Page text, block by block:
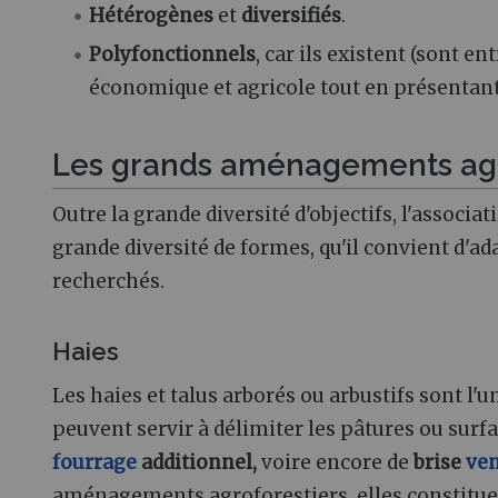
Hétérogènes et diversifiés.
Polyfonctionnels, car ils existent (sont
économique et agricole tout en
Les grands aménagements
Outre la grande diversité d'objectifs,
grande diversité de formes, qu'il convient
recherchés.
Haies
Les haies et talus arborés ou arbustifs sont
peuvent servir à délimiter les pâtures ou
fourrage additionnel,voire encore debrise